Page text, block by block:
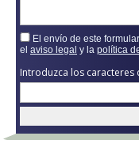
El envío de este
el aviso legal y la política
Introduzca los caracteres